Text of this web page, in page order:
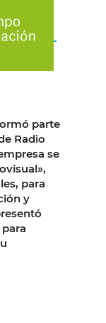
parte
Radio
se
para
y